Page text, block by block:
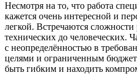
Несмотря на то, что работа
кажется очень интересной и
легкой. Встречаются
технических до человеческих.
с неопределённостью в
целями и ограниченным
быть гибким и находить